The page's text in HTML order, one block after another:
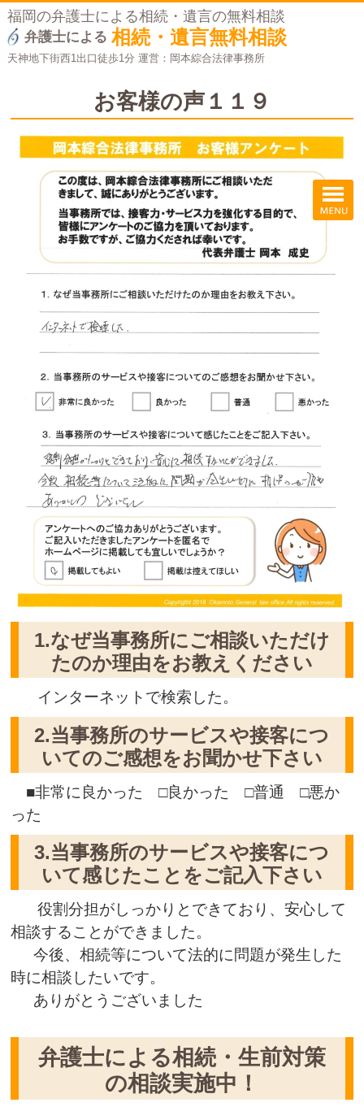
福岡の弁護士による相続・遺言の無料相談
弁護士による 相続・遺言無料相談
天神地下街西1出口徒歩1分 運営：岡本綜合法律事務所
お客様の声１１９
1.なぜ当事務所にご相談いただけ
たのか理由をお教えください
インターネットで検索した。
2.当事務所のサービスや接客につ
いてのご感想をお聞かせ下さい
■非常に良かった □良かった □普通 □悪か
った
3.当事務所のサービスや接客につ
いて感じたことをご記入下さい
役割分担がしっかりとできており、安心して
相談することができました。
今後、相続等について法的に問題が発生した
時に相談したいです。
ありがとうございました
弁護士による相続・生前対策
の相談実施中！